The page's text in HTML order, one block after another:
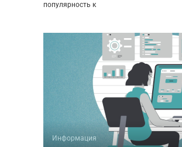
популярность к
Информация